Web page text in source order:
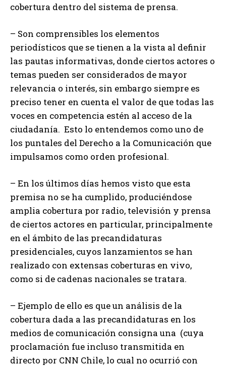
cobertura dentro del sistema de prensa.
– Son comprensibles los elementos
periodísticos que se tienen a la vista al definir
las pautas informativas, donde ciertos actores o
temas pueden ser considerados de mayor
relevancia o interés, sin embargo siempre es
preciso tener en cuenta el valor de que todas las
voces en competencia estén al acceso de la
ciudadanía. Esto lo entendemos como uno de
los puntales del Derecho a la Comunicación que
impulsamos como orden profesional.
– En los últimos días hemos visto que esta
premisa no se ha cumplido, produciéndose
amplia cobertura por radio, televisión y prensa
de ciertos actores en particular, principalmente
en el ámbito de las precandidaturas
presidenciales, cuyos lanzamientos se han
realizado con extensas coberturas en vivo,
como si de cadenas nacionales se tratara.
– Ejemplo de ello es que un análisis de la
cobertura dada a las precandidaturas en los
medios de comunicación consigna una (cuya
proclamación fue incluso transmitida en
directo por CNN Chile, lo cual no ocurrió con